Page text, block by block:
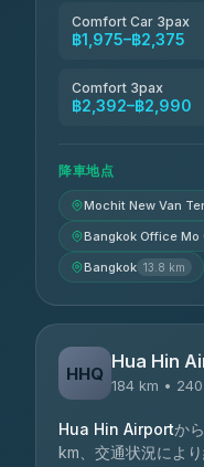
Comfort Car 3pax
฿1,975–฿2,375
Comfort 3pax
฿2,392–฿2,990
降車地点
Mochit New Van
Bangkok Office Mo
Bangkok 13.8 km
HHQ
Hua Hin
184 km •
Hua Hin Airportから
km、交通状況によ